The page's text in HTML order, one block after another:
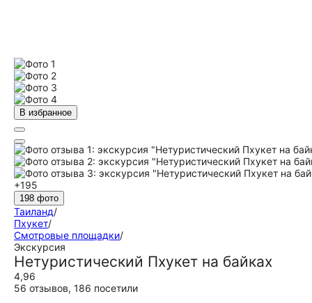
В избранное
+195
198 фото
Таиланд/
Пхукет/
Смотровые площадки/
Экскурсия
Нетуристический Пхукет на байках
4,96
56 отзывов, 186 посетили